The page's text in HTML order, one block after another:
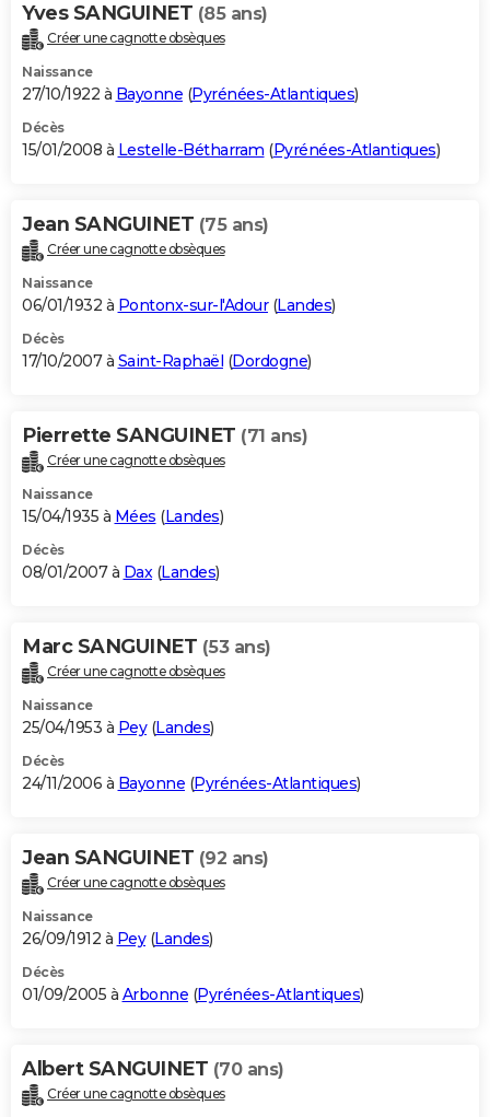
Yves SANGUINET (85 ans)
Créer une cagnotte obsèques
Naissance
27/10/1922 à Bayonne (Pyrénées-Atlantiques)
Décès
15/01/2008 à Lestelle-Bétharram (Pyrénées-Atlantiques)
Jean SANGUINET (75 ans)
Créer une cagnotte obsèques
Naissance
06/01/1932 à Pontonx-sur-l'Adour(Landes)
Décès
17/10/2007 à Saint-Raphaël (Dordogne)
Pierrette SANGUINET (71 ans)
Créer une cagnotte obsèques
Naissance
15/04/1935 à Mées (Landes)
Décès
08/01/2007 à Dax(Landes)
Marc SANGUINET (53 ans)
Créer une cagnotte obsèques
Naissance
25/04/1953 à Pey(Landes)
Décès
24/11/2006 à Bayonne (Pyrénées-Atlantiques)
Jean SANGUINET (92 ans)
Créer une cagnotte obsèques
Naissance
26/09/1912 à Pey(Landes)
Décès
01/09/2005 à Arbonne (Pyrénées-Atlantiques)
Albert SANGUINET (70 ans)
Créer une cagnotte obsèques